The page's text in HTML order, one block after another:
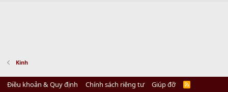
Kinh
Điều khoản & Quy định Chính sách riêng tư Giúp đỡ
R